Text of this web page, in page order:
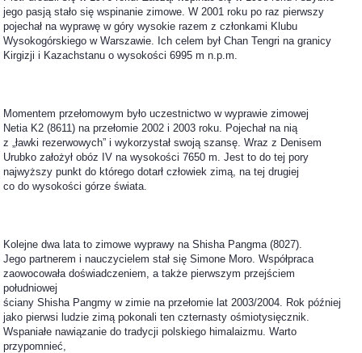
jego pasją stało się wspinanie zimowe. W 2001 roku po raz pierwszy
pojechał na wyprawę w góry wysokie razem z członkami Klubu
Wysokogórskiego w Warszawie. Ich celem był Chan Tengri na granicy
Kirgizji i Kazachstanu o wysokości 6995 m n.p.m.
Momentem przełomowym było uczestnictwo w wyprawie zimowej
Netia K2 (8611) na przełomie 2002 i 2003 roku. Pojechał na nią
z „ławki rezerwowych” i wykorzystał swoją szansę. Wraz z Denisem
Urubko założył obóz IV na wysokości 7650 m. Jest to do tej pory
najwyższy punkt do którego dotarł człowiek zimą, na tej drugiej
co do wysokości górze świata.
Kolejne dwa lata to zimowe wyprawy na Shisha Pangma (8027).
Jego partnerem i nauczycielem stał się Simone Moro. Współpraca
zaowocowała doświadczeniem, a także pierwszym przejściem
południowej
ściany Shisha Pangmy w zimie na przełomie lat 2003/2004. Rok później
jako pierwsi ludzie zimą pokonali ten czternasty ośmiotysięcznik.
Wspaniałe nawiązanie do tradycji polskiego himalaizmu. Warto
przypomnieć,